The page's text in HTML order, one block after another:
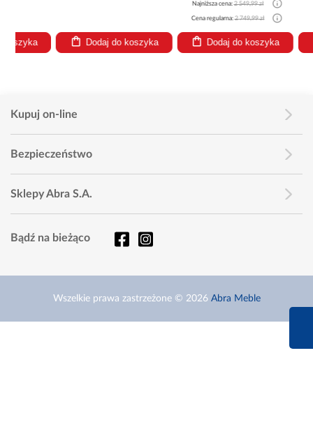
Dodaj do koszyka
Najniższa cena:2 549,99 zł
Cena regularna:2 749,99 zł
Dodaj do koszyka
Kupuj on-line
Bezpieczeństwo
Sklepy Abra S.A.
Bądź na bieżąco
Wszelkie prawa zastrzeżone © 2026 Abra Meble
660 627